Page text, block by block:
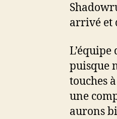
arrivé et
L’équipe
puisque
touches
une
aurons